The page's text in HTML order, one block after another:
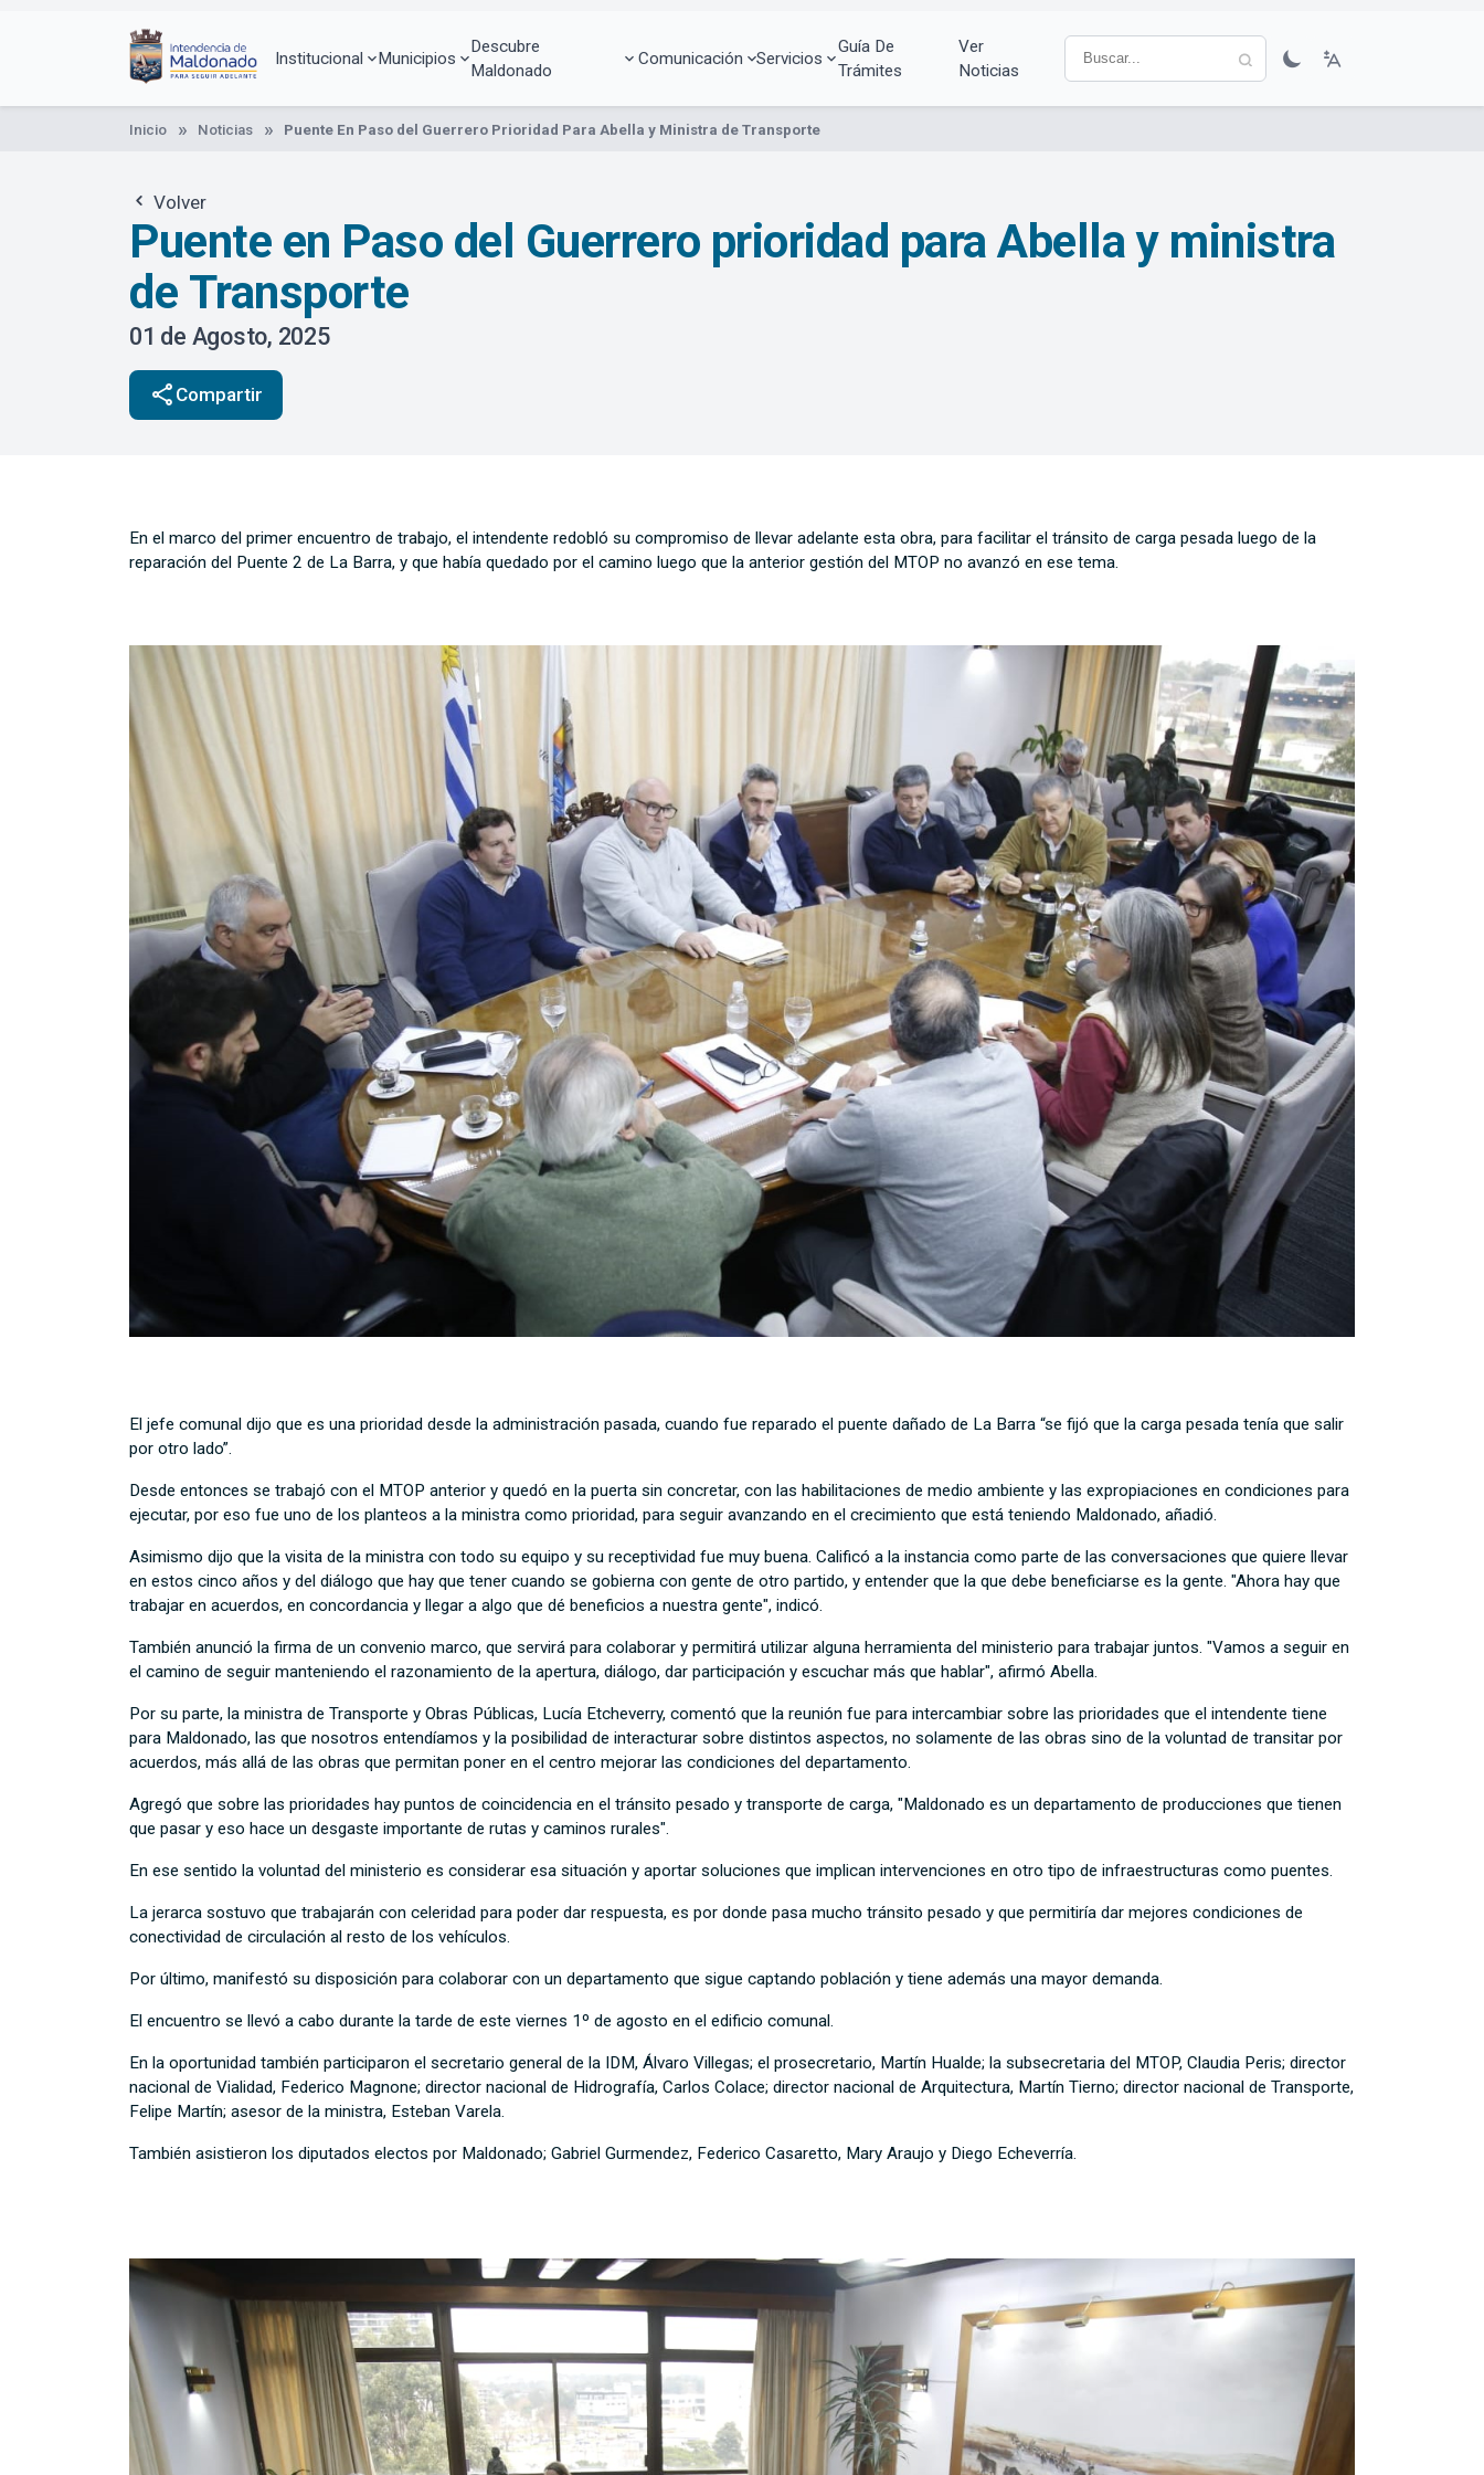
Institucional Municipios
Descubre
Maldonado
Comunicación Servicios
Guía De
Trámites
Ver
Noticias
Inicio Noticias Puente En Paso del Guerrero Prioridad Para Abella y Ministra de Transporte
Volver
Puente en Paso del Guerrero prioridad para Abella y ministra
de Transporte
01 de Agosto, 2025
share Compartir
En el marco del primer encuentro de trabajo, el intendente redobló su compromiso de llevar adelante esta obra, para facilitar el tránsito de carga pesada luego de la
reparación del Puente 2 de La Barra, y que había quedado por el camino luego que la anterior gestión del MTOP no avanzó en ese tema.
El jefe comunal dijo que es una prioridad desde la administración pasada, cuando fue reparado el puente dañado de La Barra “se fijó que la carga pesada tenía que salir
por otro lado”.
Desde entonces se trabajó con el MTOP anterior y quedó en la puerta sin concretar, con las habilitaciones de medio ambiente y las expropiaciones en condiciones para
ejecutar, por eso fue uno de los planteos a la ministra como prioridad, para seguir avanzando en el crecimiento que está teniendo Maldonado, añadió.
Asimismo dijo que la visita de la ministra con todo su equipo y su receptividad fue muy buena. Calificó a la instancia como parte de las conversaciones que quiere llevar
en estos cinco años y del diálogo que hay que tener cuando se gobierna con gente de otro partido, y entender que la que debe beneficiarse es la gente. "Ahora hay que
trabajar en acuerdos, en concordancia y llegar a algo que dé beneficios a nuestra gente", indicó.
También anunció la firma de un convenio marco, que servirá para colaborar y permitirá utilizar alguna herramienta del ministerio para trabajar juntos. "Vamos a seguir en
el camino de seguir manteniendo el razonamiento de la apertura, diálogo, dar participación y escuchar más que hablar", afirmó Abella.
Por su parte, la ministra de Transporte y Obras Públicas, Lucía Etcheverry, comentó que la reunión fue para intercambiar sobre las prioridades que el intendente tiene
para Maldonado, las que nosotros entendíamos y la posibilidad de interacturar sobre distintos aspectos, no solamente de las obras sino de la voluntad de transitar por
acuerdos, más allá de las obras que permitan poner en el centro mejorar las condiciones del departamento.
Agregó que sobre las prioridades hay puntos de coincidencia en el tránsito pesado y transporte de carga, "Maldonado es un departamento de producciones que tienen
que pasar y eso hace un desgaste importante de rutas y caminos rurales".
En ese sentido la voluntad del ministerio es considerar esa situación y aportar soluciones que implican intervenciones en otro tipo de infraestructuras como puentes.
La jerarca sostuvo que trabajarán con celeridad para poder dar respuesta, es por donde pasa mucho tránsito pesado y que permitiría dar mejores condiciones de
conectividad de circulación al resto de los vehículos.
Por último, manifestó su disposición para colaborar con un departamento que sigue captando población y tiene además una mayor demanda.
El encuentro se llevó a cabo durante la tarde de este viernes 1º de agosto en el edificio comunal.
En la oportunidad también participaron el secretario general de la IDM, Álvaro Villegas; el prosecretario, Martín Hualde; la subsecretaria del MTOP, Claudia Peris; director
nacional de Vialidad, Federico Magnone; director nacional de Hidrografía, Carlos Colace; director nacional de Arquitectura, Martín Tierno; director nacional de Transporte,
Felipe Martín; asesor de la ministra, Esteban Varela.
También asistieron los diputados electos por Maldonado; Gabriel Gurmendez, Federico Casaretto, Mary Araujo y Diego Echeverría.